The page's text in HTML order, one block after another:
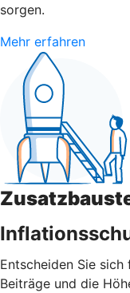
sorgen.
Mehr erfahren
Entscheiden Sie
Beiträge und die